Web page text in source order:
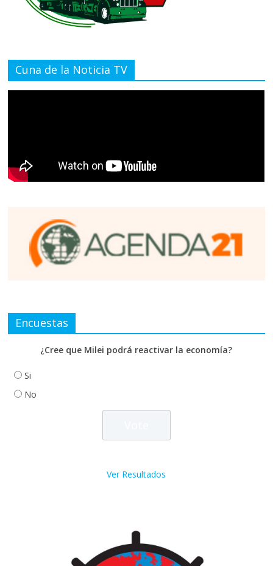
Cuna de la Noticia TV
Encuestas
¿Cree que Milei podrá reactivar la economía?
Si
No
Ver Resultados